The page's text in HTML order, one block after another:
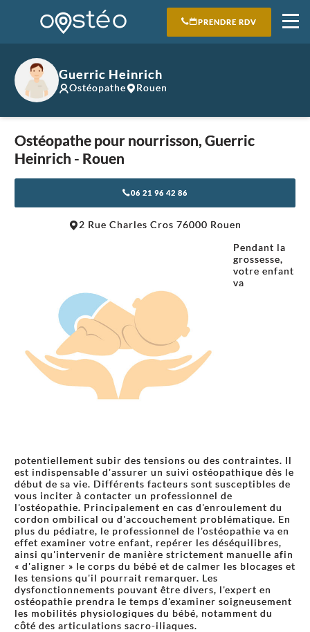
PRENDRE RDV
Guerric Heinrich
Ostéopathe Rouen
Ostéopathe pour nourrisson, Guerric
Heinrich - Rouen
06 21 96 42 86
2 Rue Charles Cros 76000 Rouen
Pendant la
grossesse,
votre enfant
va
potentiellement subir des tensions ou des contraintes. Il
est indispensable d'assurer un suivi ostéopathique dès le
début de sa vie. Différents facteurs sont susceptibles de
vous inciter à contacter un professionnel de
l'ostéopathie. Principalement en cas d'enroulement du
cordon ombilical ou d'accouchement problématique. En
plus du pédiatre, le professionnel de l'ostéopathie va en
effet examiner votre enfant, repérer les déséquilibres,
ainsi qu'intervenir de manière strictement manuelle afin
« d'aligner » le corps du bébé et de calmer les blocages et
les tensions qu'il pourrait remarquer. Les
dysfonctionnements pouvant être divers, l'expert en
ostéopathie prendra le temps d'examiner soigneusement
les mobilités physiologiques du bébé, notamment du
côté des articulations sacro-iliaques.